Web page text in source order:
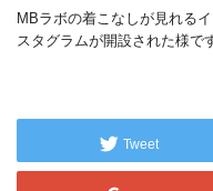
MBラボの着こなしが見れる
スタグラムが開設された様で
Tweet